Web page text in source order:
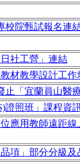
校院甄試報名連
社工營」 連結
材教學設計工作
止「宜蘭員山
證照班」課程資
應用教師遠距
項」部分分級及